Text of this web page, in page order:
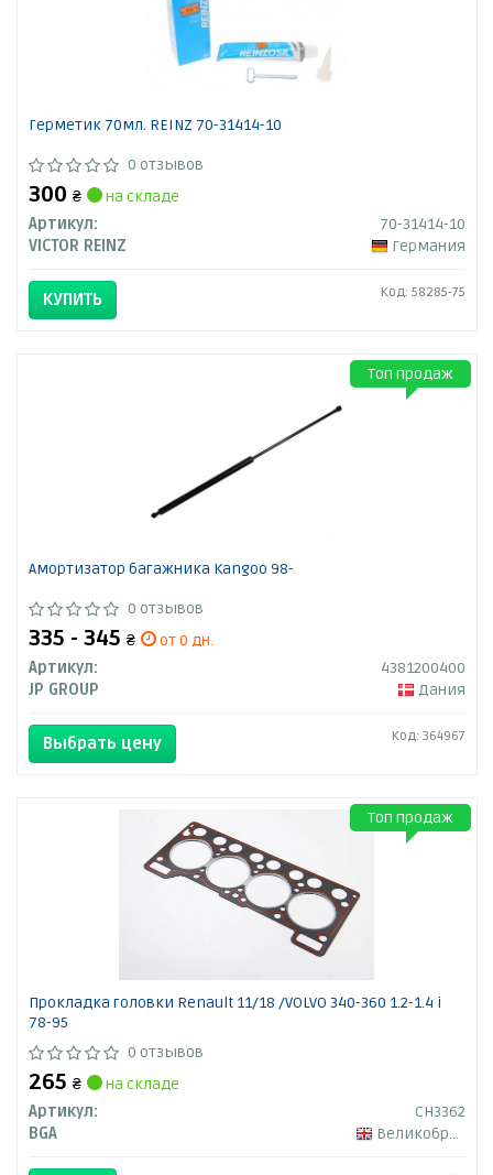
Герметик 70мл. REINZ 70-31414-10
0 отзывов
300 ₴
на складе
Артикул:
70-31414-10
VICTOR REINZ
Германия
КУПИТЬ Код: 58285-75
Амортизатор багажника Kangoo 98-
0 отзывов
335 - 345 ₴
от 0 дн.
Артикул:
4381200400
JP GROUP
Дания
Выбрать цену Код: 364967
Топ продаж
Прокладка головки Renault 11/18 /VOLVO 340-360 1.2-1.4 i
78-95
0 отзывов
265 ₴
на складе
Артикул:
CH3362
BGA
Великобритания
Топ продаж